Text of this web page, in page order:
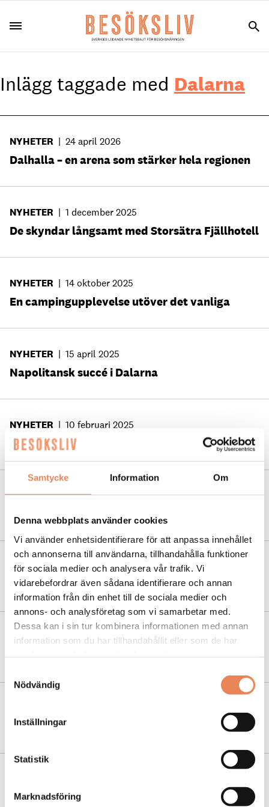
Samtycke Information Om
Denna webbplats använder cookies
Vi använder enhetsidentifierare för att anpassa innehållet
och annonserna till användarna, tillhandahålla funktioner
för sociala medier och analysera vår trafik. Vi
vidarebefordrar även sådana identifierare och annan
information från din enhet till de sociala medier och
annons- och analysföretag som vi samarbetar med.
Dessa kan i sin tur kombinera informationen med annan
information som du har tillhandahållit eller som de har
Nödvändig
Inställningar
Statistik
Marknadsföring
Inlägg taggade med Dalarna
NYHETER | 24 april 2026
Dalhalla – en arena som stärker hela regionen
NYHETER | 1 december 2025
De skyndar långsamt med Storsätra Fjällhotell
NYHETER | 14 oktober 2025
En campingupplevelse utöver det vanliga
NYHETER | 15 april 2025
Napolitansk succé i Dalarna
NYHETER | 10 februari 2025
Nystart för hotell i Falun
NYHETER | 17 januari 2025
Visit Dalarna tilldelas internationellt guld
NYHETER 26 juni 2024
En skärmfri oas i Älvdalen
NYHETER | 20 juni 2024
Klassiskt midsommarfirande på Green Hotel
Så ska Dalarna bli en mer hållbar destination
”Ett kvitto för oss och hela bygden”